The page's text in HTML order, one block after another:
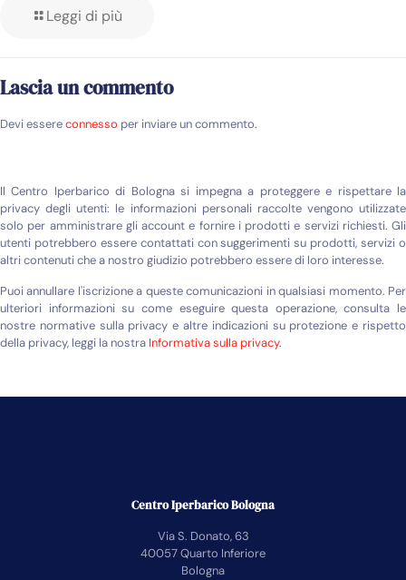
Leggi di più
Lascia un commento
Devi essereconnesso per inviare un commento.
Il Centro Iperbarico di Bologna si impegna a proteggere e rispettare la
privacy degli utenti: le informazioni personali raccolte vengono utilizzate
solo per amministrare gli account e fornire i prodotti e servizi richiesti. Gli
utenti potrebbero essere contattati con suggerimenti su prodotti, servizi o
altri contenuti che a nostro giudizio potrebbero essere di loro interesse.
Puoi annullare l'iscrizione a queste comunicazioni in qualsiasi momento. Per
ulteriori informazioni su come eseguire questa operazione, consulta le
nostre normative sulla privacy e altre indicazioni su protezione e rispetto
della privacy, leggi la nostra Informativa sulla privacy.
Centro Iperbarico Bologna
Via S. Donato, 63
40057 Quarto Inferiore
Bologna